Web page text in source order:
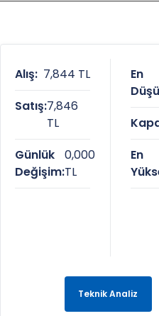
Alış: 7,844 TL
Satış:7,846
TL
Günlük
Değişim:
0,000
TL
En
En
Teknik Analiz